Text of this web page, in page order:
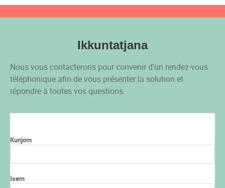
Ikkuntatjana
Nous vous contacterons pour convenir d'un rendez-vous
téléphonique afin de vous présenter la solution et
répondre à toutes vos questions.
Kunjom
Isem